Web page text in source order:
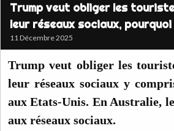
Trump veut obliger les
leur réseaux sociaux,
11 Décembre 2025
Trump veut obliger les
leur réseaux sociaux y
aux Etats-Unis. En Australie,
aux réseaux sociaux.